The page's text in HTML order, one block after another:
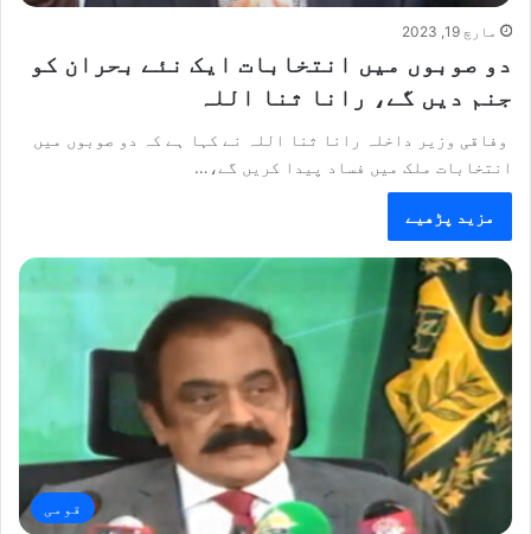
مارچ 19, 2023
دو صوبوں میں انتخابات ایک نئے بحران کو
جنم دیں گے، رانا ثنا اللہ
وفاقی وزیر داخلہ رانا ثنا اللہ نے کہا ہے کہ دو صوبوں میں
انتخابات ملک میں فساد پیدا کریں گے،…
مزید پڑھیے
قومی